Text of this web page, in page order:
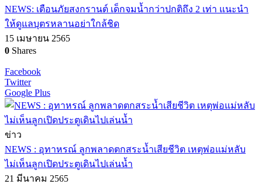
NEWS: เตือนภัยสงกรานต์ เด็กจมน้ำกว่าปกติถึง 2 เท่า แนะนำ
ให้ดูแลบุตรหลานอย่าใกล้ชิด
15 เมษายน 2565
0 Shares
Facebook
Twitter
Google Plus
ข่าว
NEWS : อุทาหรณ์ ลูกพลาดตกสระน้ำเสียชีวิต เหตุพ่อแม่หลับ
ไม่เห็นลูกเปิดประตูเดินไปเล่นน้ำ
21 มีนาคม 2565